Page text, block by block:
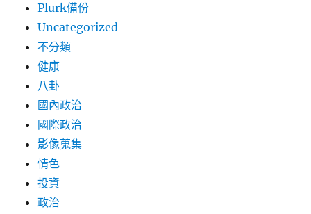
Plurk備份
Uncategorized
不分類
健康
八卦
國內政治
國際政治
影像蒐集
情色
投資
政治